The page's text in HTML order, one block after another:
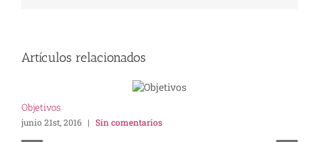
Artículos relacionados
Objetivos
junio 21st, 2016 | Sin comentarios